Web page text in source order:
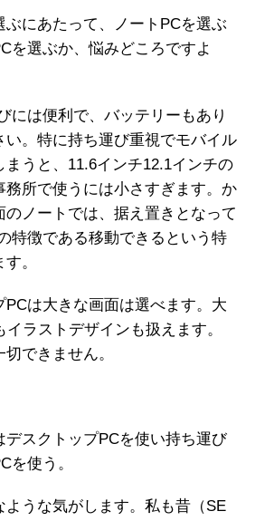
ぶにあたって、ノートPCを選ぶ
を選ぶか、悩みどころですよ
には便利で、バッテリーもあり
い。特に持ち運び重視でモバイル
うと、11.6インチ12.1インチの
務所で使うには小さすぎます。か
のノートでは、据え置きとなって
特徴である移動できるという特
。
は大きな画面は選べます。大
ラストデザインも扱えます。
できません。
デスクトップPCを使い持ち運び
を使う。
ような気がします。私も昔（SE